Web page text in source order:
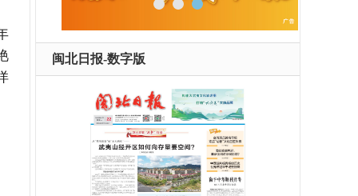
闽北日报-数字版